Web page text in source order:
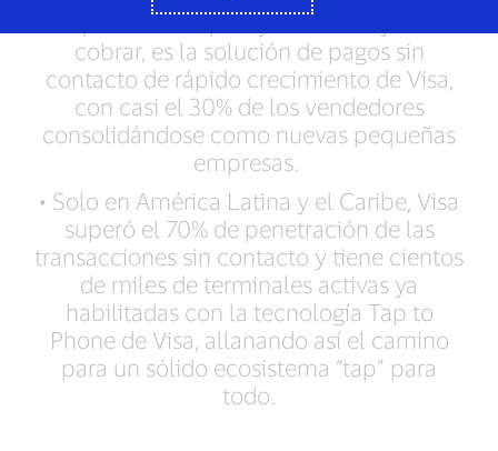
• Tap to Phone que ayuda a las PyMEs a
cobrar, es la solución de pagos sin
contacto de rápido crecimiento de Visa,
con casi el 30% de los vendedores
consolidándose como nuevas pequeñas
empresas.
• Solo en América Latina y el Caribe, Visa
superó el 70% de penetración de las
transacciones sin contacto y tiene cientos
de miles de terminales activas ya
habilitadas con la tecnología Tap to
Phone de Visa, allanando así el camino
para un sólido ecosistema “tap” para
todo.